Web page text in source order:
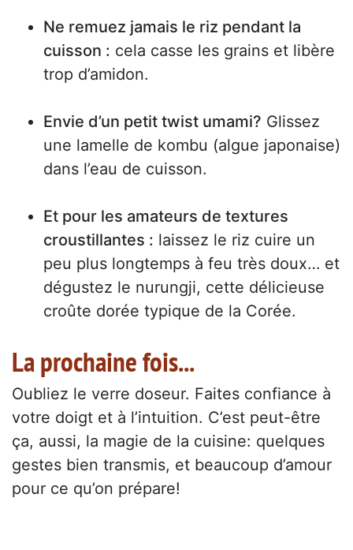
Ne remuez jamais le riz pendant la
cuisson : cela casse les grains et libère
trop d’amidon.
Envie d’un petit twist umami? Glissez
une lamelle de kombu (algue japonaise)
dans l’eau de cuisson.
Et pour les amateurs de textures
croustillantes : laissez le riz cuire un
peu plus longtemps à feu très doux… et
dégustez le nurungji, cette délicieuse
croûte dorée typique de la Corée.
La prochaine fois...
Oubliez le verre doseur. Faites confiance à
votre doigt et à l’intuition. C’est peut-être
ça, aussi, la magie de la cuisine: quelques
gestes bien transmis, et beaucoup d’amour
pour ce qu’on prépare!